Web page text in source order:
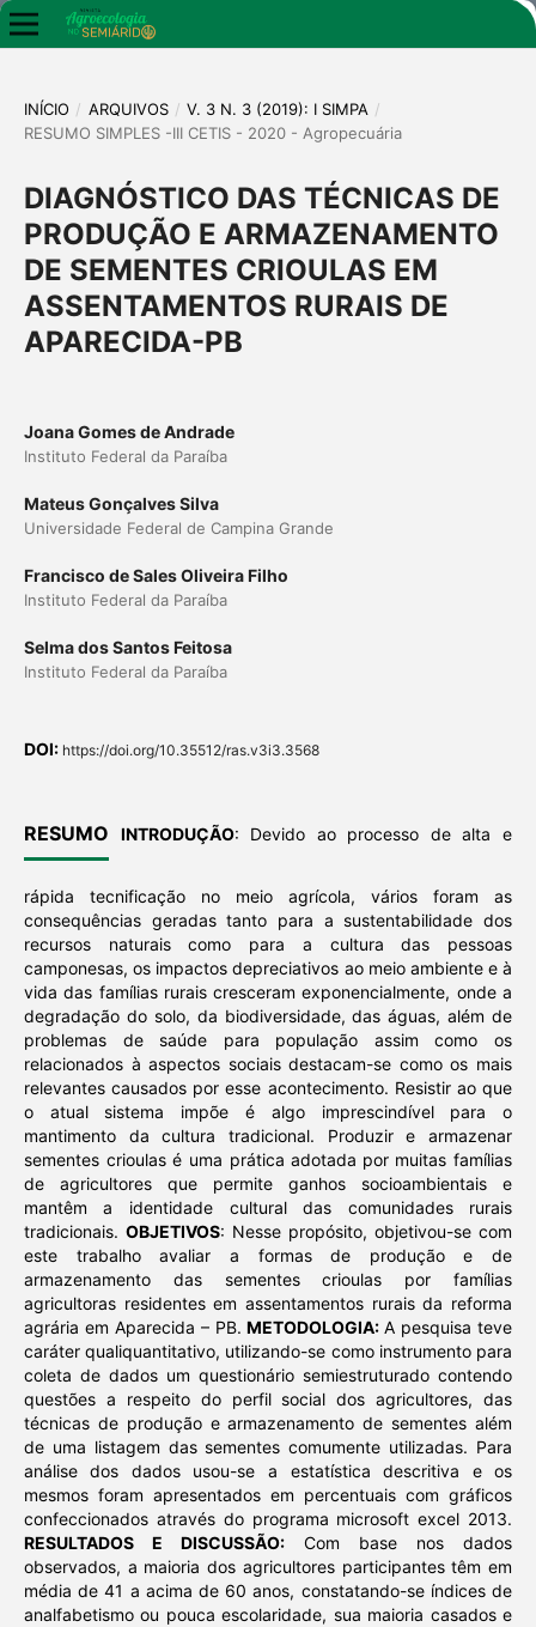
INÍCIO / ARQUIVOS / V. 3 N. 3 (2019): I SIMPA /
RESUMO SIMPLES -III CETIS - 2020 - Agropecuária
DIAGNÓSTICO DAS TÉCNICAS DE
PRODUÇÃO E ARMAZENAMENTO
DE SEMENTES CRIOULAS EM
ASSENTAMENTOS RURAIS DE
APARECIDA-PB
Joana Gomes de Andrade
Instituto Federal da Paraíba
Mateus Gonçalves Silva
Universidade Federal de Campina Grande
Francisco de Sales Oliveira Filho
Instituto Federal da Paraíba
Selma dos Santos Feitosa
Instituto Federal da Paraíba
DOI: https://doi.org/10.35512/ras.v3i3.3568
RESUMO INTRODUÇÃO: Devido ao processo de alta e
rápida tecnificação no meio agrícola, vários foram as
consequências geradas tanto para a sustentabilidade dos
recursos naturais como para a cultura das pessoas
camponesas, os impactos depreciativos ao meio ambiente e à
vida das famílias rurais cresceram exponencialmente, onde a
degradação do solo, da biodiversidade, das águas, além de
problemas de saúde para população assim como os
relacionados à aspectos sociais destacam-se como os mais
relevantes causados por esse acontecimento. Resistir ao que
o atual sistema impõe é algo imprescindível para o
mantimento da cultura tradicional. Produzir e armazenar
sementes crioulas é uma prática adotada por muitas famílias
de agricultores que permite ganhos socioambientais e
mantêm a identidade cultural das comunidades rurais
tradicionais. OBJETIVOS: Nesse propósito, objetivou-se com
este trabalho avaliar a formas de produção e de
armazenamento das sementes crioulas por famílias
agricultoras residentes em assentamentos rurais da reforma
agrária em Aparecida – PB.METODOLOGIA:A pesquisa teve
caráter qualiquantitativo, utilizando-se como instrumento para
coleta de dados um questionário semiestruturado contendo
questões a respeito do perfil social dos agricultores, das
técnicas de produção e armazenamento de sementes além
de uma listagem das sementes comumente utilizadas. Para
análise dos dados usou-se a estatística descritiva e os
mesmos foram apresentados em percentuais com gráficos
confeccionados através do programa microsoft excel 2013.
RESULTADOS E DISCUSSÃO: Com base nos dados
observados, a maioria dos agricultores participantes têm em
média de 41 a acima de 60 anos, constatando-se índices de
analfabetismo ou pouca escolaridade, sua maioria casados e